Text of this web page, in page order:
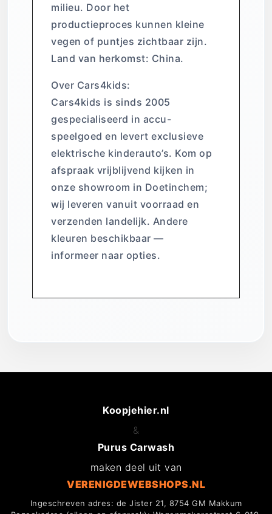
milieu. Door het
productieproces kunnen kleine
vegen of puntjes zichtbaar zijn.
Land van herkomst: China.
Over Cars4kids:
Cars4kids is sinds 2005
gespecialiseerd in accu-
speelgoed en levert exclusieve
elektrische kinderauto’s. Kom op
afspraak vrijblijvend kijken in
onze showroom in Doetinchem;
wij leveren vanuit voorraad en
verzenden landelijk. Andere
kleuren beschikbaar —
informeer naar opties.
Koopjehier.nl
&
Purus Carwash
maken deel uit van
VERENIGDEWEBSHOPS.NL
Ingeschreven adres: de Jister 21, 8754 GM Makkum